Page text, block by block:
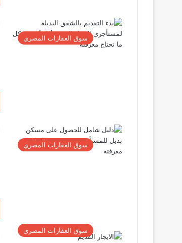
سوق العقارات المصري
سوق العقارات المصري
سوق العقارات المصري